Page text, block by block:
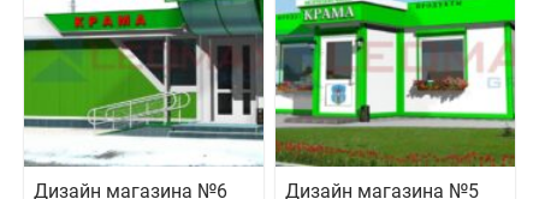
Дизайн магазина №6 Дизайн магазина №5